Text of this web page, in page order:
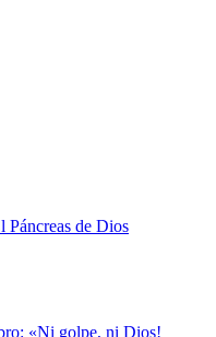
de Dios
«Ni golpe, ni Dios!